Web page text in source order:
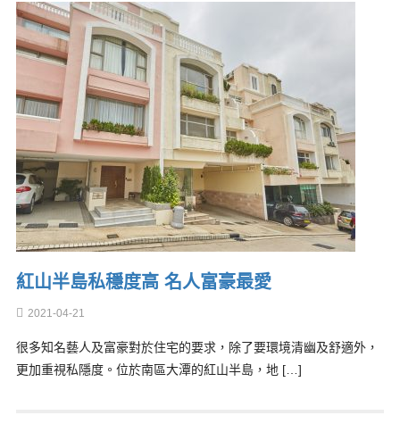
紅山半島私穩度高 名人富豪最愛
2021-04-21
很多知名藝人及富豪對於住宅的要求，除了要環境清幽及舒適外，
更加重視私隱度。位於南區大潭的紅山半島，地 […]